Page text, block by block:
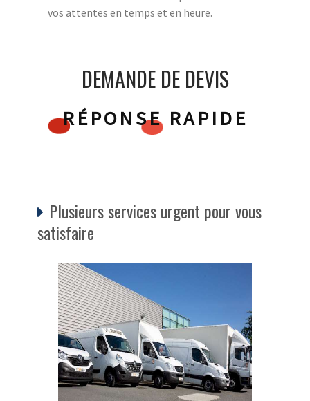
vos attentes en temps et en heure.
DEMANDE DE DEVIS
RÉPONSE RAPIDE
Plusieurs services urgent pour vous
satisfaire